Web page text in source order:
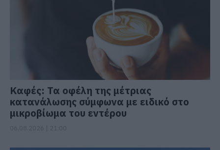
Καφές: Τα οφέλη της μέτριας
κατανάλωσης σύμφωνα με ειδικό στο
μικροβίωμα του εντέρου